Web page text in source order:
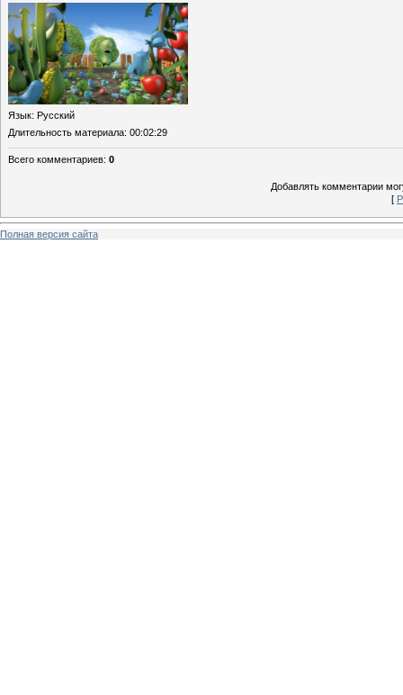
Язык: Русский
Длительность материала: 00:02:29
Всего комментариев: 0
Добавлять комментарии
[
Полная версия сайта